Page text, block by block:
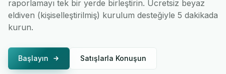
raporlamayı tek bir yerde birleştirin. Ücretsiz beyaz
eldiven (kişiselleştirilmiş) kurulum desteğiyle 5 dakikada
kurun.
Başlayın Satışlarla Konuşun